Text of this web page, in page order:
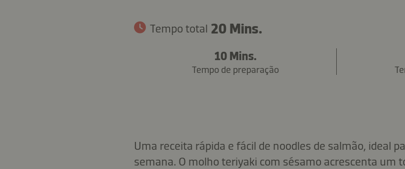
Tempo total 20 Mins.
10 Mins.
Tempo de preparação
Uma receita rápida e fácil de noodles de salmão, ideal
semana. O molho teriyaki com sésamo acrescenta um